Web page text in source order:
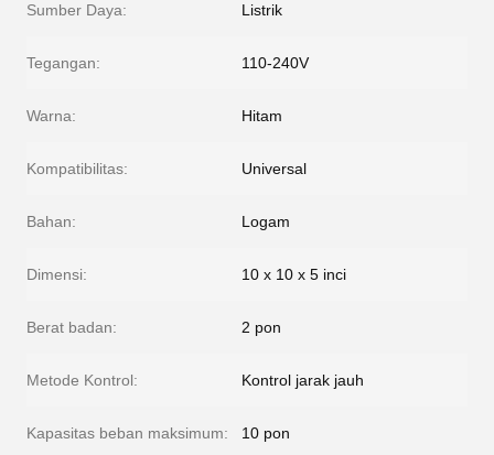
Sumber Daya: Listrik
Tegangan: 110-240V
Warna: Hitam
Kompatibilitas: Universal
Bahan: Logam
Dimensi: 10 x 10 x 5 inci
Berat badan: 2 pon
Metode Kontrol: Kontrol jarak jauh
Kapasitas beban maksimum: 10 pon